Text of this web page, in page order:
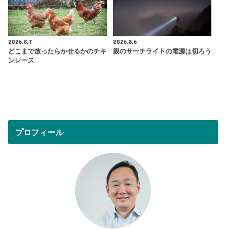
2026.8.7
どこまで放ったらかせるかのチキ
ンレース
2026.8.6
親のサーチライトの電源は切ろう
プロフィール